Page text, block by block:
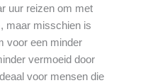
uur reizen om met
maar misschien is
voor een minder
vermoeid door
voor mensen die